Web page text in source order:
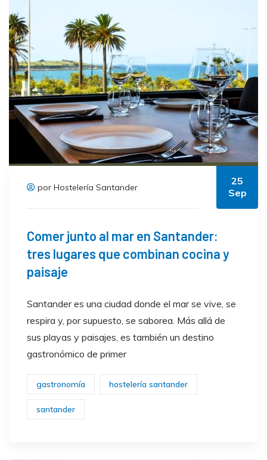
por Hostelería Santander
25
Sep
Comer junto al mar en Santander:
tres lugares que combinan cocina y
paisaje
Santander es una ciudad donde el mar se vive, se
respira y, por supuesto, se saborea. Más allá de
sus playas y paisajes, es también un destino
gastronómico de primer
gastronomía hostelería santander
santander